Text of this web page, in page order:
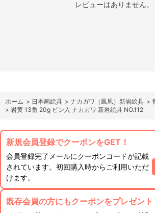
レビューはありません。
ホーム > 日本画絵具 > ナカガワ（鳳凰）新岩絵具 >
> 岩黄 13番 20g ビン入 ナカガワ 新岩絵具 NO.112
新規会員登録でクーポンをGET！
会員登録完了メールにクーポンコードが記載
されています。初回購入時からご利用いただ
けます。
既存会員の方にもクーポンをプレゼント